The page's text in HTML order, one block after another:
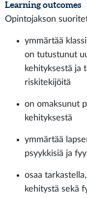
Learning outcomes
Opintojakson
ymmärtää
on tutustunut
kehityksestä ja
riskitekijöitä
on omaksunut
kehityksestä
ymmärtää
psyykkisiä ja
osaa
kehitystä sekä